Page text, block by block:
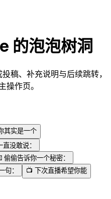
的泡泡树洞
稿、补充说明与后续跳转，
作页。
其实是一个
没敢说：
偷偷告诉你一个秘密：
句： 📺 下次直播希望你能